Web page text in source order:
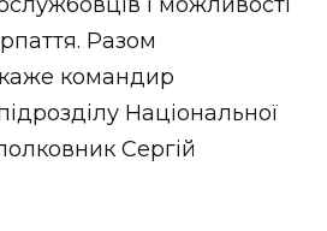
Разом
командир
Національної
Сергій